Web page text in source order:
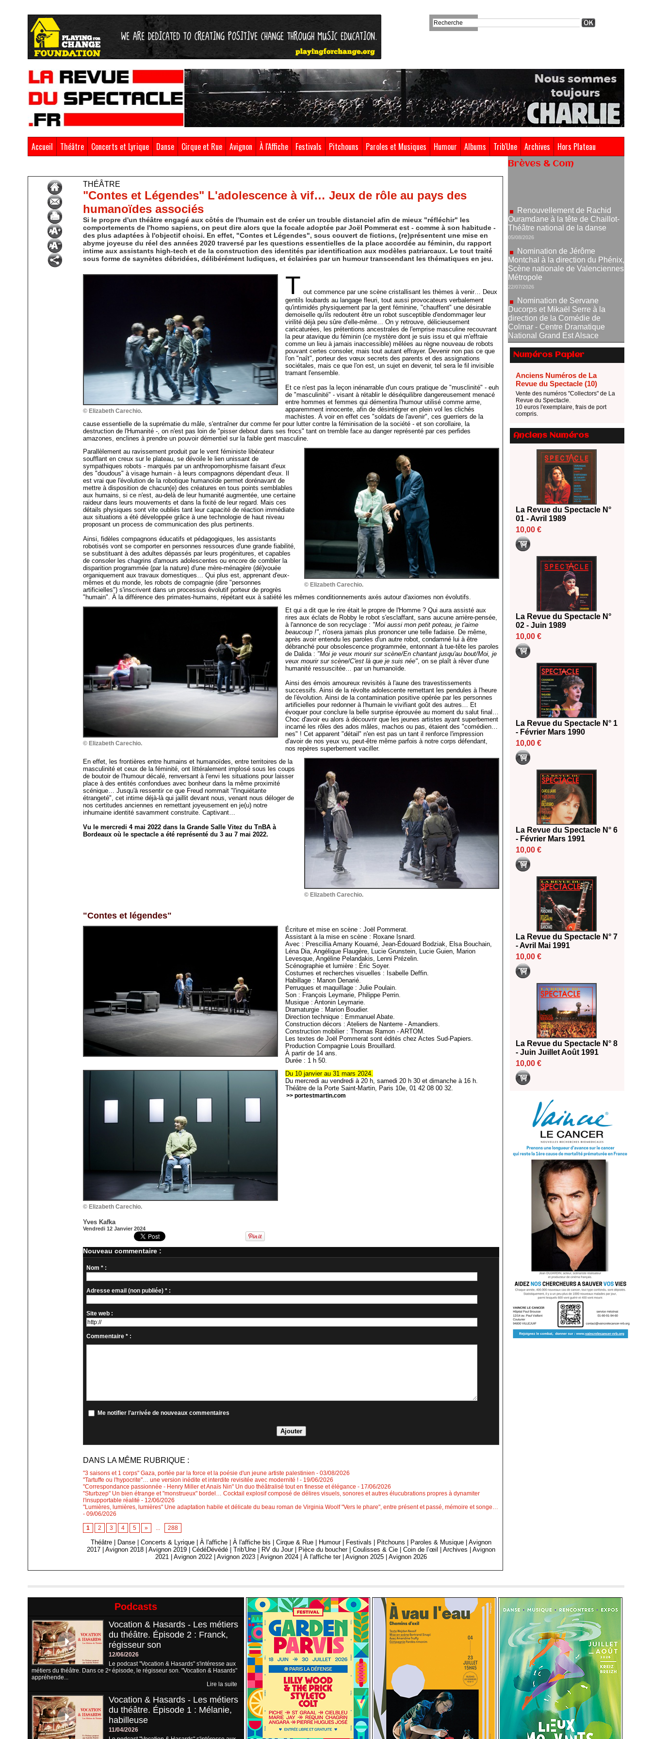
Accueil Théâtre Concerts et Lyrique Danse Cirque et Rue Avignon À l'Affiche Festivals Pitchouns Paroles et Musiques Humour Albums Trib'Une Archives Hors Plateau
THÉÂTRE
"Contes et Légendes" L'adolescence à vif… Jeux de rôle au pays des
humanoïdes associés
Si le propre d'un théâtre engagé aux côtés de l'humain est de créer un trouble distanciel afin de mieux "réfléchir" les
comportements de l'homo sapiens, on peut dire alors que la focale adoptée par Joël Pommerat est - comme à son habitude -
des plus adaptées à l'objectif choisi. En effet, "Contes et Légendes", sous couvert de fictions, (re)présentent une mise en
abyme joyeuse du réel des années 2020 traversé par les questions essentielles de la place accordée au féminin, du rapport
intime aux assistants high-tech et de la construction des identités par identification aux modèles patriarcaux. Le tout traité
sous forme de saynètes débridées, délibérément ludiques, et éclairées par un humour transcendant les thématiques en jeu.
© Elizabeth Carechio.
T out commence par une scène cristallisant les thèmes à venir… Deux
gentils loubards au langage fleuri, tout aussi provocateurs verbalement
qu'intimidés physiquement par la gent féminine, "chauffent" une désirable
demoiselle qu'ils redoutent être un robot susceptible d'endommager leur
virilité déjà peu sûre d'elle-même… On y retrouve, délicieusement
caricaturées, les prétentions ancestrales de l'emprise masculine recouvrant
la peur atavique du féminin (ce mystère dont je suis issu et qui m'effraie
comme un lieu à jamais inaccessible) mêlées au règne nouveau de robots
pouvant certes consoler, mais tout autant effrayer. Devenir non pas ce que
l'on "naît", porteur des vœux secrets des parents et des assignations
sociétales, mais ce que l'on est, un sujet en devenir, tel sera le fil invisible
tramant l'ensemble.
Et ce n'est pas la leçon inénarrable d'un cours pratique de "musclinité" - euh
de "masculinité" - visant à rétablir le déséquilibre dangereusement menacé
entre hommes et femmes qui démentira l'humour utilisé comme arme,
apparemment innocente, afin de désintégrer en plein vol les clichés
machistes. À voir en effet ces "soldats de l'avenir", ces guerriers de la
cause essentielle de la suprématie du mâle, s'entraîner dur comme fer pour lutter contre la féminisation de la société - et son corollaire, la
destruction de l'Humanité -, on n'est pas loin de "pisser debout dans ses frocs" tant on tremble face au danger représenté par ces perfides
amazones, enclines à prendre un pouvoir démentiel sur la faible gent masculine.
© Elizabeth Carechio.
Parallèlement au ravissement produit par le vent féministe libérateur
soufflant en creux sur le plateau, se dévoile le lien unissant de
sympathiques robots - marqués par un anthropomorphisme faisant d'eux
des "doudous" à visage humain - à leurs compagnons dépendant d'eux. Il
est vrai que l'évolution de la robotique humanoïde permet dorénavant de
mettre à disposition de chacun(e) des créatures en tous points semblables
aux humains, si ce n'est, au-delà de leur humanité augmentée, une certaine
raideur dans leurs mouvements et dans la fixité de leur regard. Mais ces
détails physiques sont vite oubliés tant leur capacité de réaction immédiate
aux situations a été développée grâce à une technologie de haut niveau
proposant un process de communication des plus pertinents.
Ainsi, fidèles compagnons éducatifs et pédagogiques, les assistants
robotisés vont se comporter en personnes ressources d'une grande fiabilité,
se substituant à des adultes dépassés par leurs progénitures, et capables
de consoler les chagrins d'amours adolescentes ou encore de combler la
disparition programmée (par la nature) d'une mère-ménagère (dé)vouée
organiquement aux travaux domestiques… Qui plus est, apprenant d'eux-
mêmes et du monde, les robots de compagnie (dire "personnes
artificielles") s'inscrivent dans un processus évolutif porteur de progrès
"humain". À la différence des primates-humains, répétant eux à satiété les mêmes conditionnements axés autour d'axiomes non évolutifs.
© Elizabeth Carechio.
Et qui a dit que le rire était le propre de l'Homme ? Qui aura assisté aux
rires aux éclats de Robby le robot s'esclaffant, sans aucune arrière-pensée,
à l'annonce de son recyclage : "Moi aussi mon petit poteau, je t'aime
beaucoup !", n'osera jamais plus prononcer une telle fadaise. De même,
après avoir entendu les paroles d'un autre robot, condamné lui à être
débranché pour obsolescence programmée, entonnant à tue-tête les paroles
de Dalida : "Moi je veux mourir sur scène/En chantant jusqu'au bout/Moi, je
veux mourir sur scène/C'est là que je suis née", on se plaît à rêver d'une
humanité ressuscitée… par un humanoïde.
Ainsi des émois amoureux revisités à l'aune des travestissements
successifs. Ainsi de la révolte adolescente remettant les pendules à l'heure
de l'évolution. Ainsi de la contamination positive opérée par les personnes
artificielles pour redonner à l'humain le vivifiant goût des autres… Et
évoquer pour conclure la belle surprise éprouvée au moment du salut final…
Choc d'avoir eu alors à découvrir que les jeunes artistes ayant superbement
incarné les rôles des ados mâles, machos ou pas, étaient des "comédien…
nes" ! Cet apparent "détail" n'en est pas un tant il renforce l'impression
d'avoir de nos yeux vu, peut-être même parfois à notre corps défendant,
nos repères superbement vaciller.
© Elizabeth Carechio.
En effet, les frontières entre humains et humanoïdes, entre territoires de la
masculinité et ceux de la féminité, ont littéralement implosé sous les coups
de boutoir de l'humour décalé, renversant à l'envi les situations pour laisser
place à des entités confondues avec bonheur dans la même proximité
scénique… Jusqu'à ressentir ce que Freud nommait "l'inquiétante
étrangeté", cet intime déjà-là qui jaillit devant nous, venant nous déloger de
nos certitudes anciennes en remettant joyeusement en je(u) notre
inhumaine identité savamment construite. Captivant…
Vu le mercredi 4 mai 2022 dans la Grande Salle Vitez du TnBA à
Bordeaux où le spectacle a été représenté du 3 au 7 mai 2022.
"Contes et légendes"
Écriture et mise en scène : Joël Pommerat.
Assistant à la mise en scène : Roxane Isnard.
Avec : Prescillia Amany Kouamé, Jean-Édouard Bodziak, Elsa Bouchain,
Léna Dia, Angélique Flaugère, Lucie Grunstein, Lucie Guien, Marion
Levesque, Angéline Pelandakis, Lenni Prézelin.
Scénographie et lumière : Éric Soyer.
Costumes et recherches visuelles : Isabelle Deffin.
Habillage : Manon Denarié.
Perruques et maquillage : Julie Poulain.
Son : François Leymarie, Philippe Perrin.
Musique : Antonin Leymarie.
Dramaturgie : Marion Boudier.
Direction technique : Emmanuel Abate.
Construction décors : Ateliers de Nanterre - Amandiers.
Construction mobilier : Thomas Ramon - ARTOM.
Les textes de Joël Pommerat sont édités chez Actes Sud-Papiers.
Production Compagnie Louis Brouillard.
À partir de 14 ans.
Durée : 1 h 50.
© Elizabeth Carechio.
Du 10 janvier au 31 mars 2024.
Du mercredi au vendredi à 20 h, samedi 20 h 30 et dimanche à 16 h.
Théâtre de la Porte Saint-Martin, Paris 10e, 01 42 08 00 32.
>> portestmartin.com
Yves Kafka
Vendredi 12 Janvier 2024
Nouveau commentaire :
Nom * :
Adresse email (non publiée) * :
Site web :
Commentaire * :
Me notifier l'arrivée de nouveaux commentaires
DANS LA MÊME RUBRIQUE :
"3 saisons et 1 corps" Gaza, portée par la force et la poésie d'un jeune artiste palestinien - 03/08/2026
"Tartuffe ou l'hypocrite"… une version inédite et interdite revisitée avec modernité ! - 19/06/2026
"Correspondance passionnée - Henry Miller et Anaïs Nin" Un duo théâtralisé tout en finesse et élégance - 17/06/2026
"Sturbzep" Un bien étrange et "monstrueux" bordel… Cocktail explosif composé de délires visuels, sonores et autres élucubrations propres à dynamiter
l'insupportable réalité - 12/06/2026
"Lumières, lumières, lumières" Une adaptation habile et délicate du beau roman de Virginia Woolf "Vers le phare", entre présent et passé, mémoire et songe…
- 09/06/2026
1 2 3 4 5 » ... 288
Théâtre Danse |Concerts & Lyrique |À l'affiche |À l'affiche bis |Cirque & Rue Humour Festivals Pitchouns Paroles & Musique |Avignon
2017
|Avignon 2018 |Avignon 2019 |CédéDévédé |Trib'Une RV du Jour Pièce du boucher |Coulisses & Cie |Coin de l’œil |Archives |Avignon
2021
|Avignon 2022 |Avignon 2023 |Avignon 2024 |À l'affiche ter |Avignon 2025 |Avignon 2026
Brèves & Com
Nomination de Jérôme
Montchal à la direction du Phénix,
Scène nationale de Valenciennes
Métropole
22/07/2026
Nomination de Servane
Ducorps et Mikaël Serre à la
direction de la Comédie de
Colmar - Centre Dramatique
National Grand Est Alsace
07/07/2026
Thomas Jolly et Laëtitia
Guédon nommés à la direction du
TNP
02/07/2026
Fonds SACD Théâtre : les
23/06/2026
Dispositif ARTCENA Écrire
pour le cirque, les lauréats 2026 !
20/06/2026
2026
18/06/2026
Les 10 lauréats du Fonds
Grandes Formes Théâtre 2026
Nomination de Nathalie
Garraud et Olivier Saccomano à
la direction du Théâtre de
Gennevilliers - CDN
13/06/2026
Dispositif SACD Auteurs
d'espaces : les lauréats 2026
Numéros Papier
Anciens Numéros de La
Revue du Spectacle (10)
Vente des numéros "Collectors" de La
Revue du Spectacle.
10 euros l'exemplaire, frais de port
compris.
Anciens Numéros
La Revue du Spectacle N°
01 - Avril 1989
10,00 €
La Revue du Spectacle N°
02 - Juin 1989
10,00 €
La Revue du Spectacle N° 1
- Février Mars 1990
10,00 €
La Revue du Spectacle N° 6
- Février Mars 1991
10,00 €
La Revue du Spectacle N° 7
- Avril Mai 1991
10,00 €
La Revue du Spectacle N° 8
- Juin Juillet Août 1991
10,00 €
Podcasts
Vocation & Hasards - Les métiers
du théâtre. Épisode 2 : Franck,
régisseur son
12/06/2026
Le podcast "Vocation & Hasards" s'intéresse aux
métiers du théâtre. Dans ce 2ᵉ épisode, le régisseur son. "Vocation & Hasards"
appréhende...
Lire la suite
Vocation & Hasards - Les métiers
du théâtre. Épisode 1 : Mélanie,
habilleuse
11/04/2026